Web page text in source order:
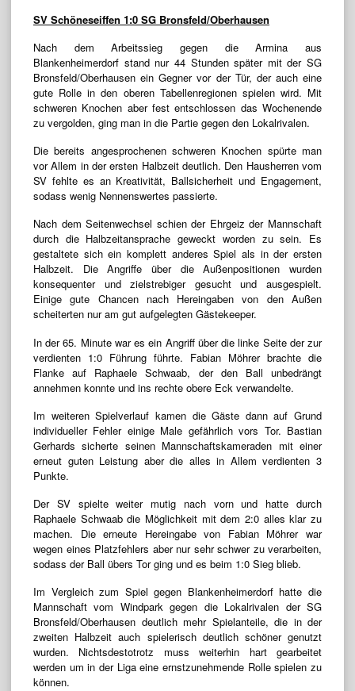
SV Schöneseiffen 1:0 SG Bronsfeld/Oberhausen
Nach dem Arbeitssieg gegen die Armina aus
Blankenheimerdorf stand nur 44 Stunden später mit der SG
Bronsfeld/Oberhausen ein Gegner vor der Tür, der auch eine
gute Rolle in den oberen Tabellenregionen spielen wird. Mit
schweren Knochen aber fest entschlossen das Wochenende
zu vergolden, ging man in die Partie gegen den Lokalrivalen.
Die bereits angesprochenen schweren Knochen spürte man
vor Allem in der ersten Halbzeit deutlich. Den Hausherren vom
SV fehlte es an Kreativität, Ballsicherheit und Engagement,
sodass wenig Nennenswertes passierte.
Nach dem Seitenwechsel schien der Ehrgeiz der Mannschaft
durch die Halbzeitansprache geweckt worden zu sein. Es
gestaltete sich ein komplett anderes Spiel als in der ersten
Halbzeit. Die Angriffe über die Außenpositionen wurden
konsequenter und zielstrebiger gesucht und ausgespielt.
Einige gute Chancen nach Hereingaben von den Außen
scheiterten nur am gut aufgelegten Gästekeeper.
In der 65. Minute war es ein Angriff über die linke Seite der zur
verdienten 1:0 Führung führte. Fabian Möhrer brachte die
Flanke auf Raphaele Schwaab, der den Ball unbedrängt
annehmen konnte und ins rechte obere Eck verwandelte.
Im weiteren Spielverlauf kamen die Gäste dann auf Grund
individueller Fehler einige Male gefährlich vors Tor. Bastian
Gerhards sicherte seinen Mannschaftskameraden mit einer
erneut guten Leistung aber die alles in Allem verdienten 3
Punkte.
Der SV spielte weiter mutig nach vorn und hatte durch
Raphaele Schwaab die Möglichkeit mit dem 2:0 alles klar zu
machen. Die erneute Hereingabe von Fabian Möhrer war
wegen eines Platzfehlers aber nur sehr schwer zu verarbeiten,
sodass der Ball übers Tor ging und es beim 1:0 Sieg blieb.
Im Vergleich zum Spiel gegen Blankenheimerdorf hatte die
Mannschaft vom Windpark gegen die Lokalrivalen der SG
Bronsfeld/Oberhausen deutlich mehr Spielanteile, die in der
zweiten Halbzeit auch spielerisch deutlich schöner genutzt
wurden. Nichtsdestotrotz muss weiterhin hart gearbeitet
werden um in der Liga eine ernstzunehmende Rolle spielen zu
können.